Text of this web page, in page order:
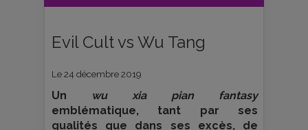
Evil Cult vs Wu Tang
Le 24 décembre 2019
Un
wu xia pian fantasy
emblématique, tant par ses
qualités que dans ses excès, de